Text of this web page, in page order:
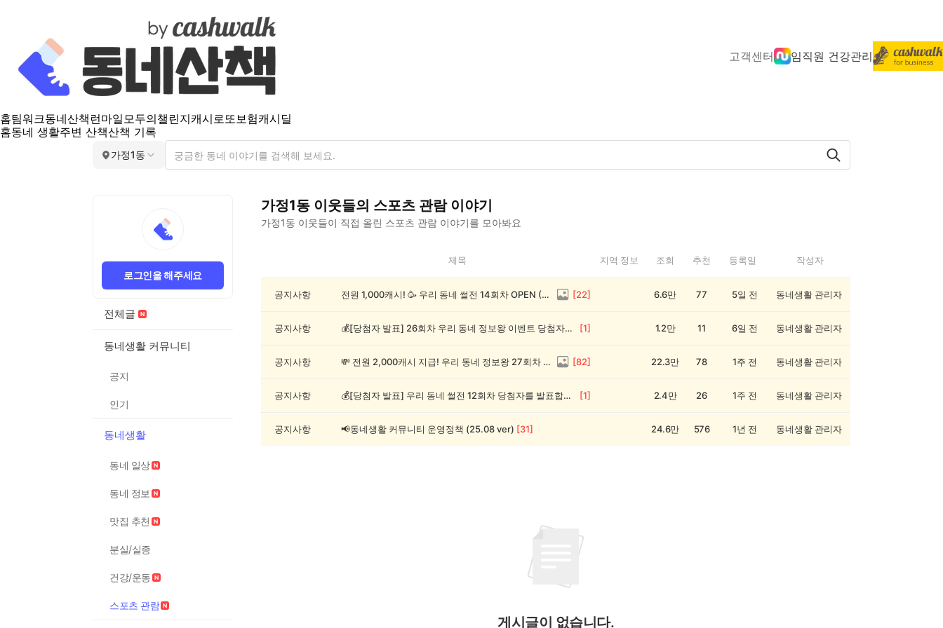
고객센터 임직원 건강관리
홈팀워크동네산책 런마일모두의챌린지캐시로또보험캐시딜
홈동네 생활주변 산책산책 기록
가정1동
로그인을 해주세요
전체글
동네생활 커뮤니티
공지
인기
동네생활
동네 일상
동네 정보
맛집 추천
분실/실종
건강/운동
스포츠 관람
가정1동 이웃들의 스포츠 관람이야기
가정1동 이웃들이 직접 올린 스포츠 관람 이야기를 모아봐요
1
제목 지역 정보 조회 추천 등록일 작성자
공지사항 전원 1,000캐시! 🥳 우리 동네 썰전 14회차 OPEN (~8/17) [22] 6.6만 77 5일 전 동네생활 관리자
공지사항 💰[당첨자 발표] 26회차 우리 동네 정보왕 이벤트 당첨자를 발표합니다! [1] 1.2만 11 6일 전 동네생활 관리자
공지사항 💸 전원 2,000캐시 지급! 우리 동네 정보왕 27회차 (~8/10) [82] 22.3만 78 1주 전 동네생활 관리자
공지사항 💰[당첨자 발표] 우리 동네 썰전 12회차 당첨자를 발표합니다! [1] 2.4만 26 1주 전 동네생활 관리자
공지사항 📢동네생활 커뮤니티 운영정책 (25.08 ver) [31] 24.6만 576 1년 전 동네생활 관리자
게시글이 없습니다.